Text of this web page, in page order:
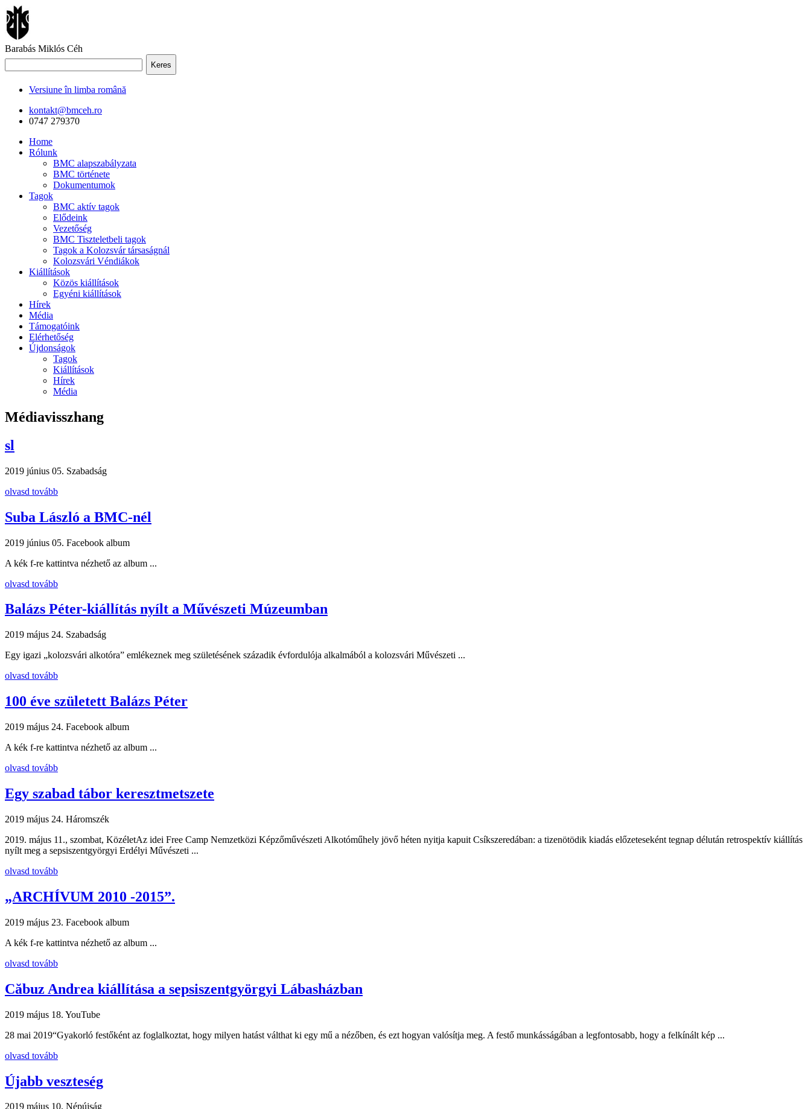
Barabás Miklós Céh
Keres
Versiune în limba română
kontakt@bmceh.ro
0747 279370
Home
Rólunk
BMC alapszabályzata
BMC története
Dokumentumok
Tagok
BMC aktív tagok
Elődeink
Vezetőség
BMC Tiszteletbeli tagok
Tagok a Kolozsvár társaságnál
Kolozsvári Véndiákok
Kiállítások
Közös kiállítások
Egyéni kiállítások
Hírek
Média
Támogatóink
Elérhetőség
Újdonságok
Tagok
Kiállítások
Hírek
Média
Médiavisszhang
sl
2019 június 05. Szabadság
olvasd tovább
Suba László a BMC-nél
2019 június 05. Facebook album
A kék f-re kattintva nézhető az album ...
olvasd tovább
Balázs Péter-kiállítás nyílt a Művészeti Múzeumban
2019 május 24. Szabadság
Egy igazi „kolozsvári alkotóra” emlékeznek meg születésének századik évfordulója alkalmából a kolozsvári Művészeti ...
olvasd tovább
100 éve született Balázs Péter
2019 május 24. Facebook album
A kék f-re kattintva nézhető az album ...
olvasd tovább
Egy szabad tábor keresztmetszete
2019 május 24. Háromszék
2019. május 11., szombat, KözéletAz idei Free Camp Nemzetközi Képzőművészeti Alkotóműhely jövő héten nyitja kapuit Csíkszeredában: a tizenötödik kiadás előzeteseként tegnap délután retrospektív kiállítás
nyílt meg a sepsiszentgyörgyi Erdélyi Művészeti ...
olvasd tovább
„ARCHÍVUM 2010 -2015”.
2019 május 23. Facebook album
A kék f-re kattintva nézhető az album ...
olvasd tovább
Căbuz Andrea kiállítása a sepsiszentgyörgyi Lábasházban
2019 május 18. YouTube
28 mai 2019“Gyakorló festőként az foglalkoztat, hogy milyen hatást válthat ki egy mű a nézőben, és ezt hogyan valósítja meg. A festő munkásságában a legfontosabb, hogy a felkínált kép ...
olvasd tovább
Újabb veszteség
2019 május 10. Népújság